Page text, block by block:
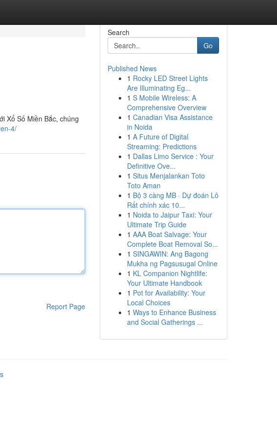
Xổ Số Miền Bắc, chúng
4/
Report Page
Search
Go
Published News
1 Rocky LED Street Lights
Are Illuminating Eg...
1 S Mobile Wireless: A
Comprehensive Overview
1 Canadian Visa Assistance
in Noida
1 A Future of Digital
Streaming: Predictions
1 Dallas Limo Service : Your
Definitive Ove...
1 Situs Menjalankan Toto
Toto Aman
1 Bộ 3 càng MB · Dự đoán Lô
Rất chính xác 10...
1 Noida to Jaipur Taxi: Your
Ultimate Trip Guide
1 AAA Boat Salvage: Your
Complete Boat Removal So...
1 SINGAWIN: Ang Bagong
Mukha ng Pagsusugal Online
1 KL Companion Nightlife:
Your Ultimate Handbook
1 Pot for Availability: Your
Local Choices
1 Ways to Enhance Business
and Social Gatherings ...